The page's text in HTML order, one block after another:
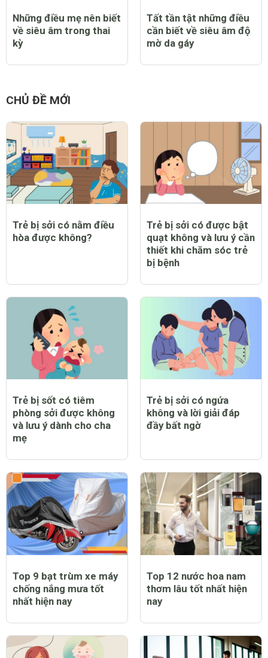
Những điều mẹ nên biết
về siêu âm trong thai
kỳ
Tất tần tật những điều
cần biết về siêu âm độ
mờ da gáy
CHỦ ĐỀ MỚI
Trẻ bị sởi có nằm điều
hòa được không?
Trẻ bị sởi có được bật
quạt không và lưu ý cần
thiết khi chăm sóc trẻ
bị bệnh
Trẻ bị sốt có tiêm
phòng sởi được không
và lưu ý dành cho cha
mẹ
Trẻ bị sởi có ngứa
không và lời giải đáp
đầy bất ngờ
Top 9 bạt trùm xe máy
chống nắng mưa tốt
nhất hiện nay
Top 12 nước hoa nam
thơm lâu tốt nhất hiện
nay